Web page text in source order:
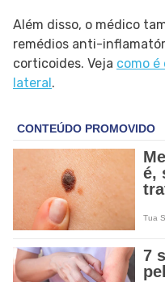
Além disso, o médico
remédios anti-
corticoides. Veja como
lateral .